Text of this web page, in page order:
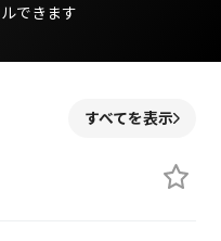
できます
すべてを表示